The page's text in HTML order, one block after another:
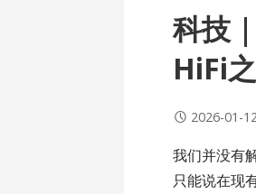
科技
HiFi
2026-01-
我们并没有
只能说在现